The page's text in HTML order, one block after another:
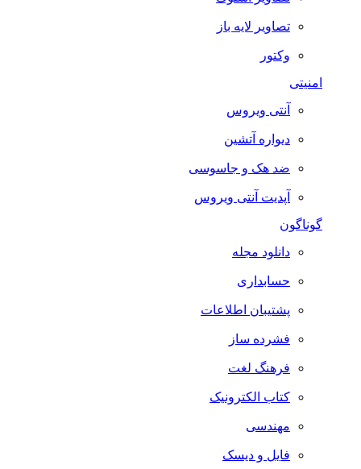
تصاویر لایه باز
وکتور
امنیتی
آنتی ویروس
دیواره آتشین
ضد هک و جاسوسی
آپدیت آنتی ویروس
گوناگون
دانلود مجله
حسابداری
پشتیبان اطلاعات
فشرده ساز
فرهنگ لغت
کتاب الکترونیک
مهندسی
فایل و دیسک